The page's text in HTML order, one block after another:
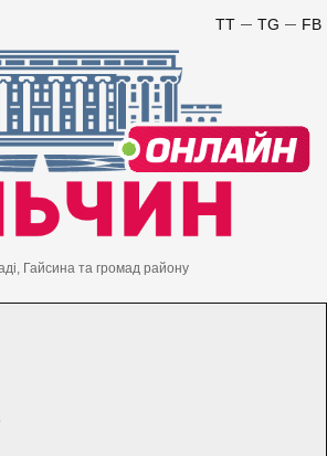
FB
TG
TT
Гайсина та громад району